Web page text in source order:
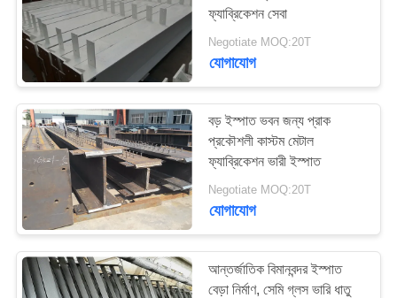
যোগাযোগ
করুন
খবর
মামলা
সাইট
ম্যাপ
ফ্যাব্রিকেশন সেবা
Negotiate MOQ:20T
যোগাযোগ
বড় ইস্পাত ভবন জন্য প্রাক
প্রকৌশলী কাস্টম মেটাল
ফ্যাব্রিকেশন ভারী ইস্পাত
Negotiate MOQ:20T
যোগাযোগ
আন্তর্জাতিক বিমানবন্দর ইস্পাত
বেড়া নির্মাণ, সেমি গ্লস ভারি ধাতু